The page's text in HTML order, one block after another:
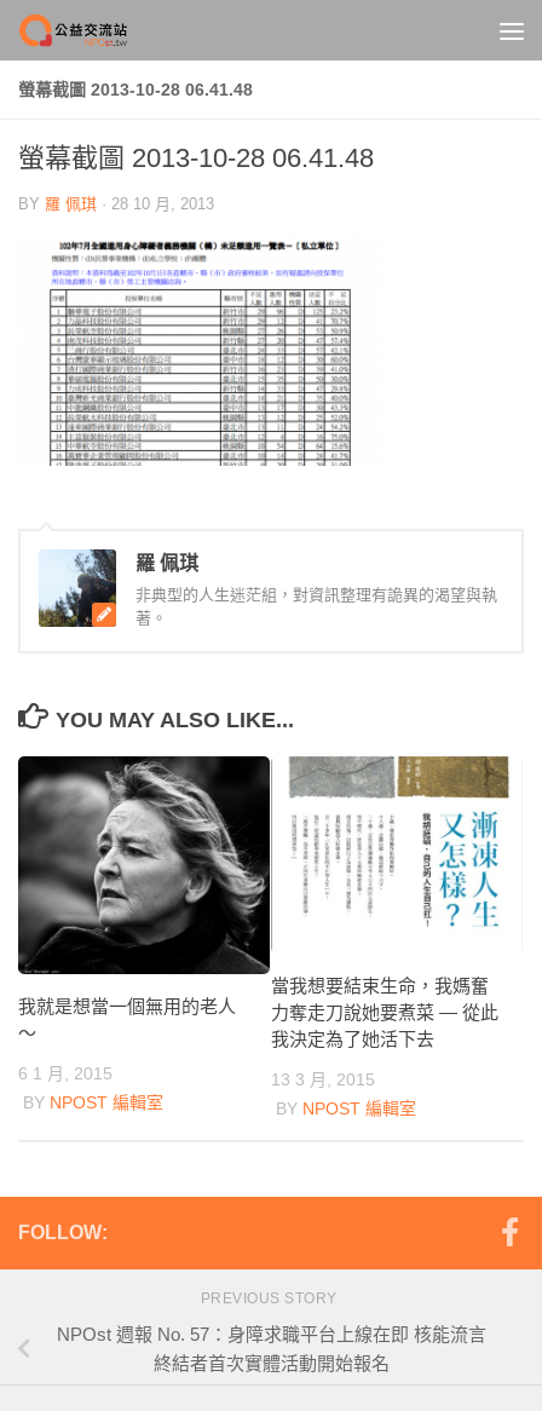
Skip to content
螢幕截圖 2013-10-28 06.41.48
螢幕截圖 2013-10-28 06.41.48
BY 羅 佩琪 · 28 10 月, 2013
羅 佩琪
非典型的人生迷茫組，對資訊整理有詭異的渴望與執
著。
YOU MAY ALSO LIKE...
我就是想當一個無用的老人
～
6 1 月, 2015
BY NPOST 編輯室
當我想要結束生命，我媽奮
力奪走刀說她要煮菜 — 從此
我決定為了她活下去
13 3 月, 2015
BY NPOST 編輯室
FOLLOW:
PREVIOUS STORY
NPOst 週報 No. 57：身障求職平台上線在即 核能流言
終結者首次實體活動開始報名